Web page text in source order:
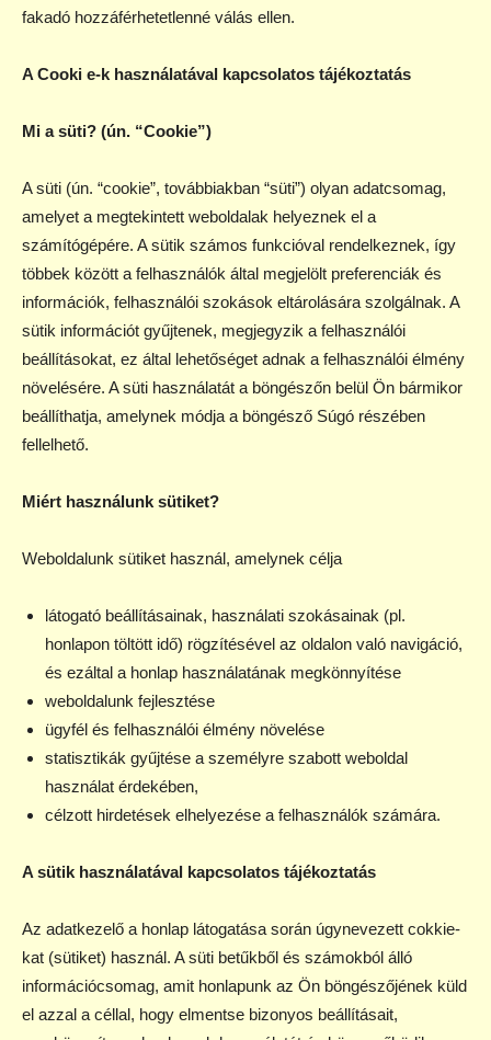
fakadó hozzáférhetetlenné válás ellen.
A Cooki e-k használatával kapcsolatos tájékoztatás
Mi a süti? (ún. “Cookie”)
A süti (ún. “cookie”, továbbiakban “süti”) olyan adatcsomag,
amelyet a megtekintett weboldalak helyeznek el a
számítógépére. A sütik számos funkcióval rendelkeznek, így
többek között a felhasználók által megjelölt preferenciák és
információk, felhasználói szokások eltárolására szolgálnak. A
sütik információt gyűjtenek, megjegyzik a felhasználói
beállításokat, ez által lehetőséget adnak a felhasználói élmény
növelésére. A süti használatát a böngészőn belül Ön bármikor
beállíthatja, amelynek módja a böngésző Súgó részében
fellelhető.
Miért használunk sütiket?
Weboldalunk sütiket használ, amelynek célja
látogató beállításainak, használati szokásainak (pl.
honlapon töltött idő) rögzítésével az oldalon való navigáció,
és ezáltal a honlap használatának megkönnyítése
weboldalunk fejlesztése
ügyfél és felhasználói élmény növelése
statisztikák gyűjtése a személyre szabott weboldal
használat érdekében,
célzott hirdetések elhelyezése a felhasználók számára.
A sütik használatával kapcsolatos tájékoztatás
Az adatkezelő a honlap látogatása során úgynevezett cokkie-
kat (sütiket) használ. A süti betűkből és számokból álló
információcsomag, amit honlapunk az Ön böngészőjének küld
el azzal a céllal, hogy elmentse bizonyos beállításait,